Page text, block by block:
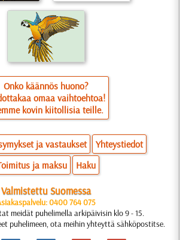
Onko käännös huono?
omaa vaihtoehtoa!
kovin kiitollisia teille.
ja vastaukset
Yhteystiedot
ja maksu
Haku
Valmistettu Suomessa
0400 764 075
meidät puhelimella arkipäivisin klo 9 - 15.
puhelimeen, ota meihin yhteyttä sähköpostitse.